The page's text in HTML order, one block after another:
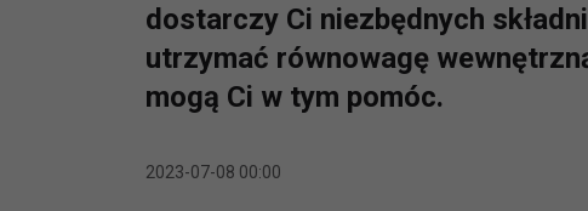
dostarczy Ci niezbędnych
utrzymać równowagę
mogą Ci w tym pomóc.
2023-07-08 00:00